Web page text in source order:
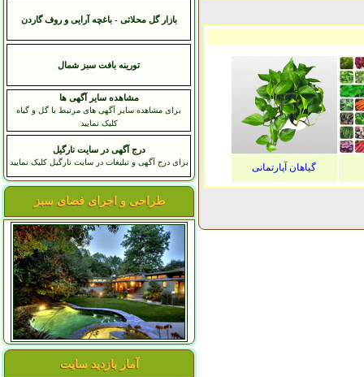
بازار گل محلاتی - باغچه آرایی و روف گاردن
تورینه بافت سبز شمال
مشاهده سایر آگهی ها
برای مشاهده سایر آگهی های مرتبط با گل و گیاه
کلیک نمایید
درج آگهی در سایت نارگیل
برای درج آگهی و تبلیغات در سایت نارگیل کلیک نمایید
طراحی و اجرای فضای سبز
آمار بازدید سایت
گیاهان آپارتمانی